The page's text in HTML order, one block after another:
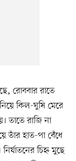
রোববার রাতে
কিল-ঘুষি মেরে
তাতে রাজি না
তাঁর হাত-পা বেঁধে
চিহ্ন মুছে